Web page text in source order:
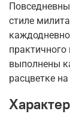
стиле
выполнены
расцветке